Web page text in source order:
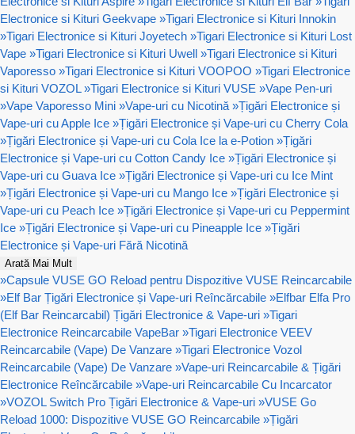
Electronice si Kituri Geekvape »Tigari Electronice si Kituri Innokin
»Tigari Electronice si Kituri Joyetech »Tigari Electronice si Kituri Lost
Vape »Tigari Electronice si Kituri Uwell »Tigari Electronice si Kituri
Vaporesso »Tigari Electronice si Kituri VOOPOO »Tigari Electronice
si Kituri VOZOL »Tigari Electronice si Kituri VUSE »Vape Pen-uri
»Vape Vaporesso Mini »Vape-uri cu Nicotină »Țigări Electronice și
Vape-uri cu Apple Ice »Țigări Electronice și Vape-uri cu Cherry Cola
»Țigări Electronice și Vape-uri cu Cola Ice la e-Potion »Țigări
Electronice și Vape-uri cu Cotton Candy Ice »Țigări Electronice și
Vape-uri cu Guava Ice »Țigări Electronice și Vape-uri cu Ice Mint
»Țigări Electronice și Vape-uri cu Mango Ice »Țigări Electronice și
Vape-uri cu Peach Ice »Țigări Electronice și Vape-uri cu Peppermint
Ice »Țigări Electronice și Vape-uri cu Pineapple Ice »Țigări
Electronice și Vape-uri Fără Nicotină
Arată Mai Mult
»Capsule VUSE GO Reload pentru Dispozitive VUSE Reincarcabile
»Elf Bar Țigări Electronice și Vape-uri Reîncărcabile »Elfbar Elfa Pro
(Elf Bar Reincarcabil) Țigări Electronice & Vape-uri »Tigari
Electronice Reincarcabile VapeBar »Tigari Electronice VEEV
Reincarcabile (Vape) De Vanzare »Tigari Electronice Vozol
Reincarcabile (Vape) De Vanzare »Vape-uri Reincarcabile & Țigări
Electronice Reîncărcabile »Vape-uri Reincarcabile Cu Incarcator
»VOZOL Switch Pro Țigări Electronice & Vape-uri »VUSE Go
Reload 1000: Dispozitive VUSE GO Reincarcabile »Țigări